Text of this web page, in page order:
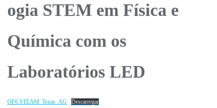
ogia STEM em Física e
Química com os
Laboratórios LED
OF6.STEAM_Texas_AG Descarregar